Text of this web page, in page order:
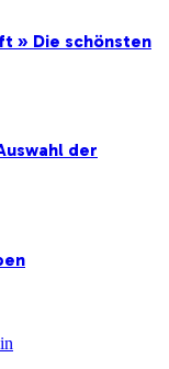
» Die schönsten
der